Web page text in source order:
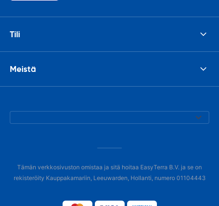
Tili
Meistä
Tämän verkkosivuston omistaa ja sitä hoitaa EasyTerra B.V. ja se on
rekisteröity Kauppakamariin, Leeuwarden, Hollanti, numero 01104443